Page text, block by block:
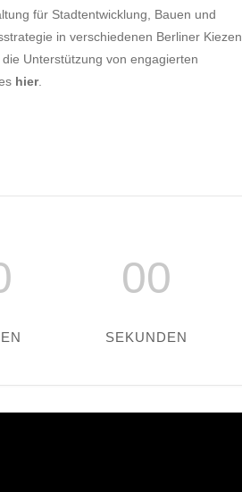
für Stadtentwicklung, Bauen und
in verschiedenen Berliner Kiezen
Unterstützung von engagierten
hier.
00
SEKUNDEN